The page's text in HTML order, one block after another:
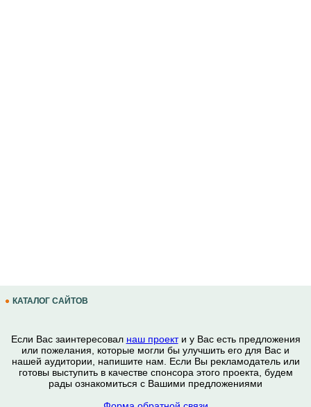
КАТАЛОГ САЙТОВ
Если Вас заинтересовал наш проекти у Вас есть предложения
или пожелания, которые могли бы улучшить его для Вас и
нашей аудитории, напишите нам. Если Вы рекламодатель или
готовы выступить в качестве спонсора этого проекта, будем
рады ознакомиться с Вашими предложениями